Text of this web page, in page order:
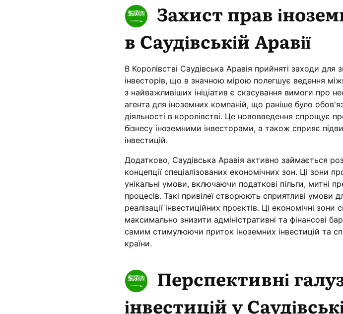
Захист прав
в Саудівській Аравії
В Королівстві Саудівська Аравія прийняті заходи для
інвесторів, що в значною мірою полегшує ведення
з найважливіших ініціатив є скасування вимоги про
агента для іноземних компаній, що раніше було
діяльності в королівстві. Це нововведення спрощує
бізнесу іноземними інвесторами, а також сприяє
інвестицій.
Додатково, Саудівська Аравія активно займається
концепції спеціалізованих економічних зон. Ці зони
унікальні умови, включаючи податкові пільги, митні
процесів. Такі привілеї створюють сприятливі умови
реалізації інвестиційних проєктів. Ці економічні
максимально знизити адміністративні та фінансові
самим стимулюючи приток іноземних інвестицій та
країни.
Перспективні
інвестицій у